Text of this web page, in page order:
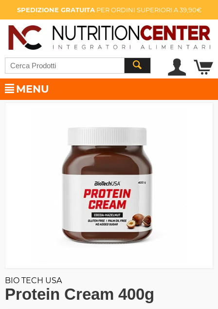
SPEDIZIONE GRATUITAPER ORDINI SUPERIORI A 39,90€
MENU
BIO TECH USA
Protein Cream 400g